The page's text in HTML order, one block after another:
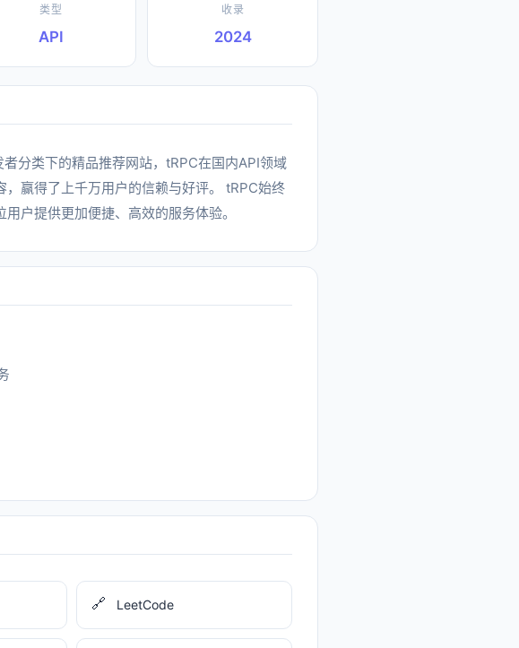
类型
API
收录
2024
分类下的精品推荐网站，tRPC在国内API领域
赢得了上千万用户的信赖与好评。 tRPC始终
户提供更加便捷、高效的服务体验。
🔗 LeetCode